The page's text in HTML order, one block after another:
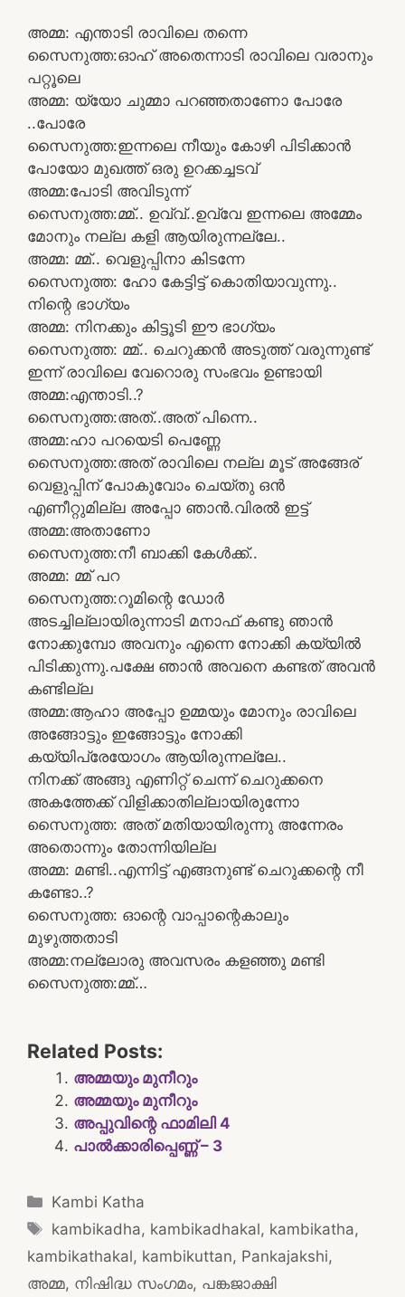
അമ്മ: എന്താടി രാവിലെ തന്നെ
സൈനുത്ത:ഓഹ് അതെന്നാടി രാവിലെ വരാനും
പറ്റൂലെ
അമ്മ: യ്യോ ചുമ്മാ പറഞ്ഞതാണോ പോരേ
..പോരേ
സൈനുത്ത:ഇന്നലെ നീയും കോഴി പിടിക്കാൻ
പോയോ മുഖത്ത് ഒരു ഉറക്കച്ചടവ്
അമ്മ:പോടി അവിടുന്ന്
സൈനുത്ത:മ്മ്.. ഉവ്വ്‌..ഉവ്വേ ഇന്നലെ അമ്മേം
മോനും നല്ല കളി ആയിരുന്നല്ലേ..
അമ്മ: മ്മ്.. വെളുപ്പിനാ കിടന്നേ
സൈനുത്ത: ഹോ കേട്ടിട്ട് കൊതിയാവുന്നു..
നിന്റെ ഭാഗ്യം
അമ്മ: നിനക്കും കിട്ടൂടി ഈ ഭാഗ്യം
സൈനുത്ത: മ്മ്.. ചെറുക്കൻ അടുത്ത് വരുന്നുണ്ട്
ഇന്ന് രാവിലെ വേറൊരു സംഭവം ഉണ്ടായി
അമ്മ:എന്താടി..?
സൈനുത്ത:അത്..അത് പിന്നെ..
അമ്മ:ഹാ പറയെടി പെണ്ണേ
സൈനുത്ത:അത് രാവിലെ നല്ല മൂട് അങ്ങേര്
വെളുപ്പിന് പോകുവോം ചെയ്തു ഒൻ
എണീറ്റുമില്ല അപ്പോ ഞാൻ.വിരൽ ഇട്ട്
അമ്മ:അതാണോ
സൈനുത്ത:നീ ബാക്കി കേൾക്ക്..
അമ്മ: മ്മ് പറ
സൈനുത്ത:റൂമിന്റെ ഡോർ
അടച്ചില്ലായിരുന്നാടി മനാഫ് കണ്ടു ഞാൻ
നോക്കുമ്പോ അവനും എന്നെ നോക്കി കയ്യിൽ
പിടിക്കുന്നു.പക്ഷേ ഞാൻ അവനെ കണ്ടത് അവൻ
കണ്ടില്ല
അമ്മ:ആഹാ അപ്പോ ഉമ്മയും മോനും രാവിലെ
അങ്ങോട്ടും ഇങ്ങോട്ടും നോക്കി
കയ്യിപ്രേയോഗം ആയിരുന്നല്ലേ..
നിനക്ക് അങ്ങു എണിറ്റ് ചെന്ന് ചെറുക്കനെ
അകത്തേക്ക് വിളിക്കാതില്ലായിരുന്നോ
സൈനുത്ത: അത് മതിയായിരുന്നു അന്നേരം
അതൊന്നും തോന്നിയില്ല
അമ്മ: മണ്ടി..എന്നിട്ട് എങ്ങനുണ്ട് ചെറുക്കന്റെ നീ
കണ്ടോ..?
സൈനുത്ത: ഓന്റെ വാപ്പാന്റെകാലും
മുഴുത്തതാടി
അമ്മ:നല്ലോരു അവസരം കളഞ്ഞു മണ്ടി
സൈനുത്ത:മ്മ്…
Related Posts:
അമ്മയും മുനീറും
അമ്മയും മുനീറും
അപ്പുവിന്റെ ഫാമിലി 4
പാല്‍ക്കാരിപ്പെണ്ണ് – 3
Categories
Kambi Katha
Tags
kambikadha, kambikadhakal, kambikatha,
kambikathakal, kambikuttan, Pankajakshi,
അമ്മ, നിഷിദ്ധ സംഗമം, പങ്കജാക്ഷി